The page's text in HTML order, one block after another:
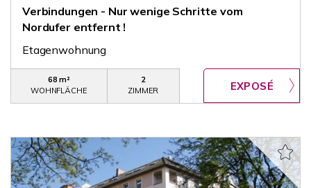
Verbindungen - Nur wenige Schritte vom
Nordufer entfernt !
Etagenwohnung
68 m²
WOHNFLÄCHE
2
ZIMMER